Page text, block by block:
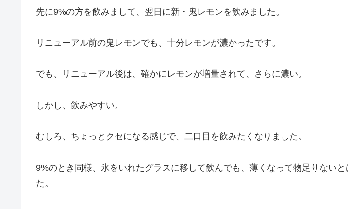
先に9%の方を飲みまして、翌日に新・鬼レモンを飲みました。
リニューアル前の鬼レモンでも、十分レモンが濃かったです。
でも、リニューアル後は、確かにレモンが増量されて、さらに濃い。
しかし、飲みやすい。
むしろ、ちょっとクセになる感じで、二口目を飲みたくなりました。
9%のとき同様、氷をいれたグラスに移して飲んでも、薄くなって物足りないと
た。